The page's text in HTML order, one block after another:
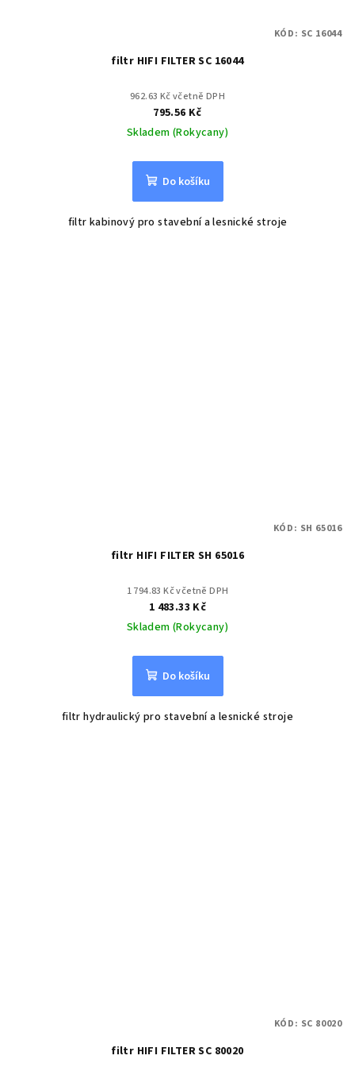
filtr HIFI FILTER SC 16044
962.63 Kč včetně DPH
795.56 Kč
Skladem (Rokycany)
Do košíku
filtr kabinový pro stavební a lesnické stroje
KÓD: SC 16044
filtr HIFI FILTER SH 65016
1 794.83 Kč včetně DPH
1 483.33 Kč
Skladem (Rokycany)
Do košíku
filtr hydraulický pro stavební a lesnické stroje
KÓD: SH 65016
filtr HIFI FILTER SC 80020
KÓD: SC 80020